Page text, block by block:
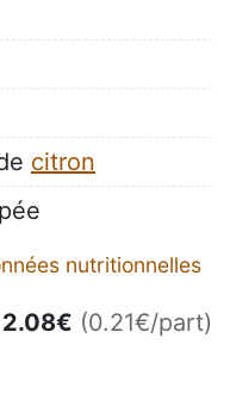
citron
nutritionnelles
2.08€ (0.21€/part)